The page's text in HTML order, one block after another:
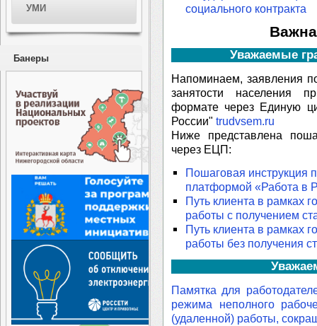
УМИ
Банеры
социального контракта
Уважаемые
Напоминаем, заявления
занятости населения
формате через Единую
России" trudvsem.ru
Ниже представлена
через ЕЦП:
Пошаговая инструкция
платформой «Работа в
Путь клиента в рамках
работы c получением
Путь клиента в рамках
работы без получения
Памятка для
режима неполного
(удаленной) работы,